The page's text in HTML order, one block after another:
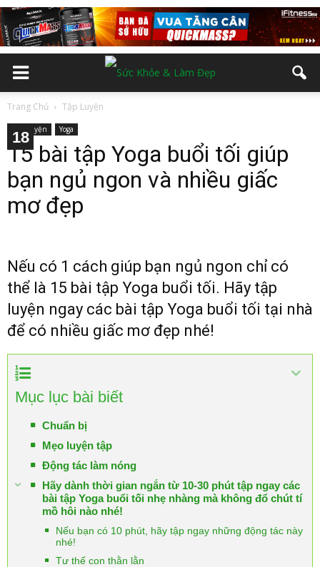
Trang Chủ Tập Luyện
Tập Luyện Yoga
15 bài tập Yoga buổi tối giúp
bạn ngủ ngon và nhiều giấc
mơ đẹp
Nếu có 1 cách giúp bạn ngủ ngon chỉ có
thể là 15 bài tập Yoga buổi tối. Hãy tập
luyện ngay các bài tập Yoga buổi tối tại nhà
để có nhiều giấc mơ đẹp nhé!
Mục lục bài biết
Chuẩn bị
Mẹo luyện tập
Động tác làm nóng
Hãy dành thời gian ngắn từ 10-30 phút tập ngay các
bài tập Yoga buổi tối nhẹ nhàng mà không đổ chút tí
mồ hôi nào nhé!
Nếu bạn có 10 phút, hãy tập ngay những động tác này
nhé!
Tư thế con thằn lằn
2
3
4
5
6
7
8
9
10
11
12
13
14
15
16
17
18